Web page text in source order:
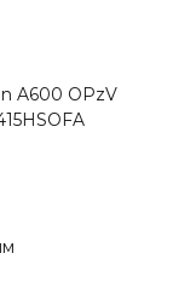
A600 OPzV